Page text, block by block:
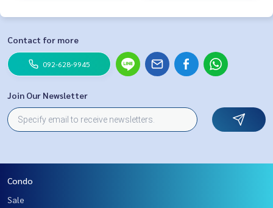
Contact for more
092-628-9945
Join Our Newsletter
Condo
Sale